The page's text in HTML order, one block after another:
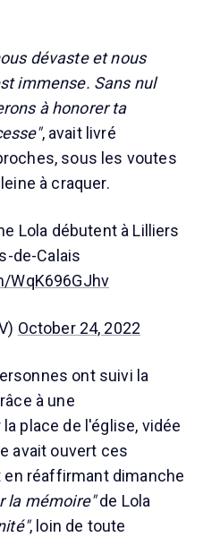
dévaste et nous
immense. Sans nul
à honorer ta
, avait livré
sous les voutes
à craquer.
Lola débutent à Lilliers
de-Calais
WqK696GJhv
October 24, 2022
ont suivi la
à une
place de l'église, vidée
avait ouvert ces
réaffirmant dimanche
la mémoire"de Lola
, loin de toute